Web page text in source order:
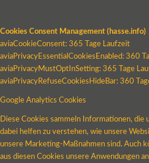
Cookies Consent Management (hasse.info)
aviaCookieConsent: 365 Tage Laufzeit
aviaPrivacyEssentialCookiesEnabled: 360
aviaPrivacyMustOptInSetting: 365 Tage
aviaPrivacyRefuseCookiesHideBar: 360
Google Analytics Cookies
Diese Cookies sammeln Informationen, die
dabei helfen zu verstehen, wie unsere
unsere Marketing-Maßnahmen sind. Auch
aus diesen Cookies unsere Anwendungen